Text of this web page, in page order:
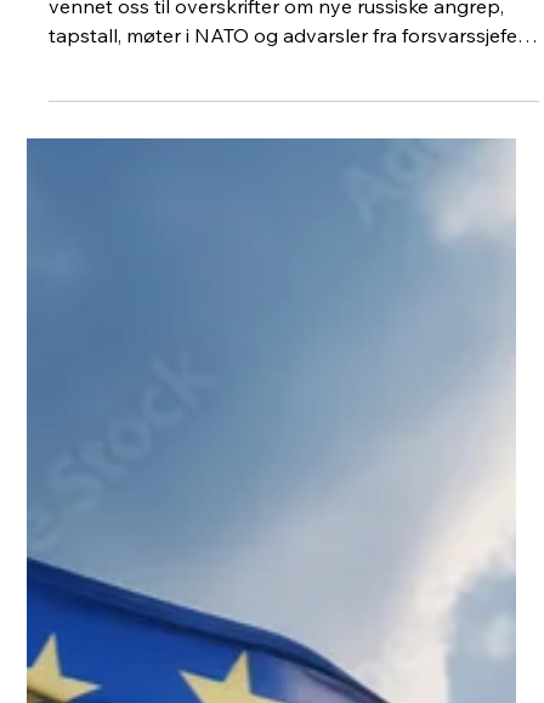
Mats Øieren
10. juni
4 min lesing
Europa
Å støtte Ukraina og bygge vår egen